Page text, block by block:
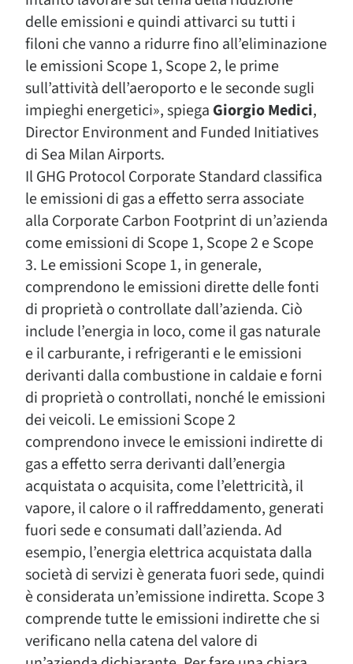
delle emissioni e quindi attivarci su tutti i
filoni che vanno a ridurre fino all’eliminazione
le emissioni Scope 1, Scope 2, le prime
sull’attività dell’aeroporto e le seconde sugli
impieghi energetici», spiega Giorgio Medici,
Director Environment and Funded Initiatives
di Sea Milan Airports.
Il GHG Protocol Corporate Standard classifica
le emissioni di gas a effetto serra associate
alla Corporate Carbon Footprint di un’azienda
come emissioni di Scope 1, Scope 2 e Scope
3. Le emissioni Scope 1, in generale,
comprendono le emissioni dirette delle fonti
di proprietà o controllate dall’azienda. Ciò
include l’energia in loco, come il gas naturale
e il carburante, i refrigeranti e le emissioni
derivanti dalla combustione in caldaie e forni
di proprietà o controllati, nonché le emissioni
dei veicoli. Le emissioni Scope 2
comprendono invece le emissioni indirette di
gas a effetto serra derivanti dall’energia
acquistata o acquisita, come l’elettricità, il
vapore, il calore o il raffreddamento, generati
fuori sede e consumati dall’azienda. Ad
esempio, l’energia elettrica acquistata dalla
società di servizi è generata fuori sede, quindi
è considerata un’emissione indiretta. Scope 3
comprende tutte le emissioni indirette che si
verificano nella catena del valore di